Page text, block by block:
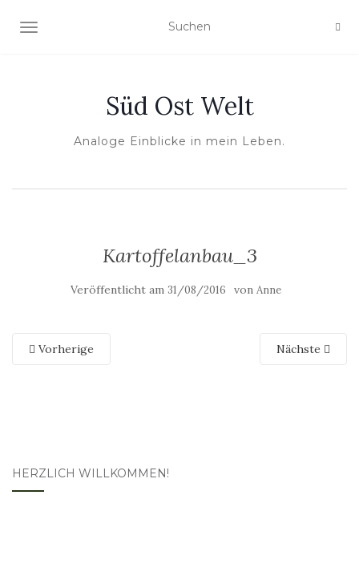
NAVIGATION UMSCHALTEN
Süd Ost Welt
Analoge Einblicke in mein Leben.
Kartoffelanbau_3
Veröffentlicht am 31/08/2016 von Anne
Vorherige Nächste
HERZLICH WILLKOMMEN!